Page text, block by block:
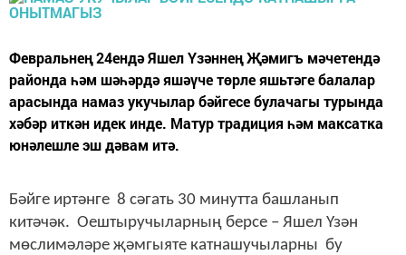
Февральнең 24ендә Яшел Үзәннең Җәмигъ мәчетендә
районда һәм шәһәрдә яшәүче төрле яшьтәге балалар
арасында намаз укучылар бәйгесе булачагы турында
хәбәр иткән идек инде. Матур традиция һәм максатка
юнәлешле эш дәвам итә.
Бәйге иртәнге 8 сәгать 30 минутта башланып
китәчәк. Оештыручыларның берсе – Яшел Үзән
мөслимәләре җәмгыяте катнашучыларны бу